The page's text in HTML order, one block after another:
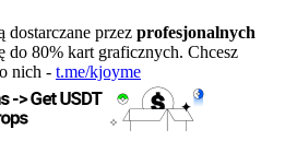
dostarczane przez profesjonalnych
do 80% kart graficznych. Chcesz
nich - t.me/kjoyme